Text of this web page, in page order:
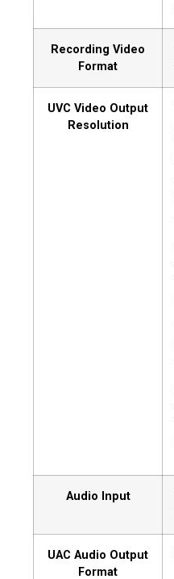
Recording Video
Format
UVC Video Output
Resolution
Audio Input
UAC Audio Output
Format